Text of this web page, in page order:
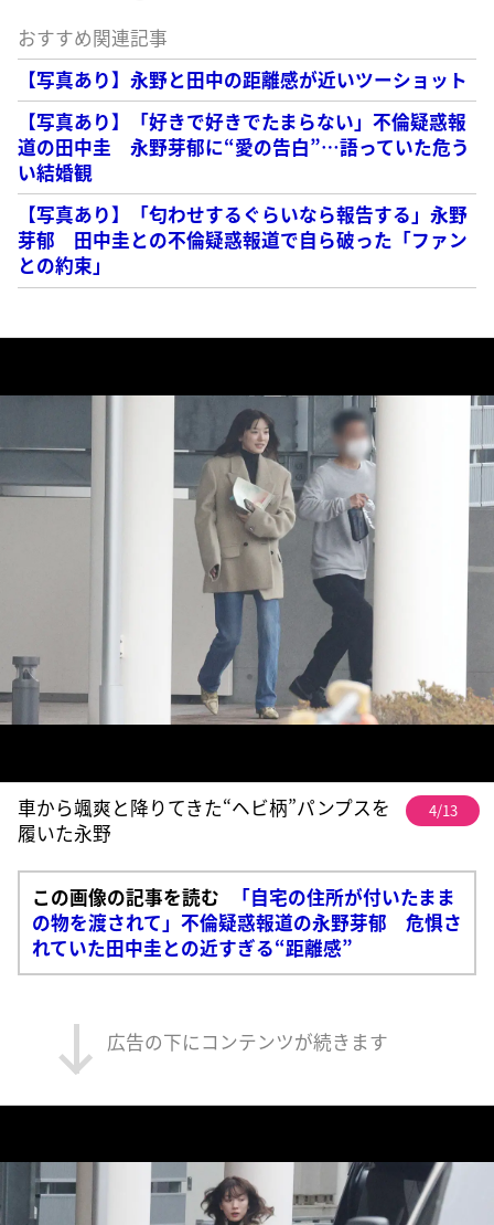
おすすめ関連記事
【写真あり】永野と田中の距離感が近いツーショット
【写真あり】「好きで好きでたまらない」不倫疑惑報
道の田中圭 永野芽郁に“愛の告白”…語っていた危う
い結婚観
【写真あり】「匂わせするぐらいなら報告する」永野
芽郁 田中圭との不倫疑惑報道で自ら破った「ファン
との約束」
車から颯爽と降りてきた“ヘビ柄”パンプスを
履いた永野
4/13
この画像の記事を読む
「自宅の住所が付いたまま
の物を渡されて」不倫疑惑報道の永野芽郁 危惧さ
れていた田中圭との近すぎる“距離感”
広告の下にコンテンツが続きます